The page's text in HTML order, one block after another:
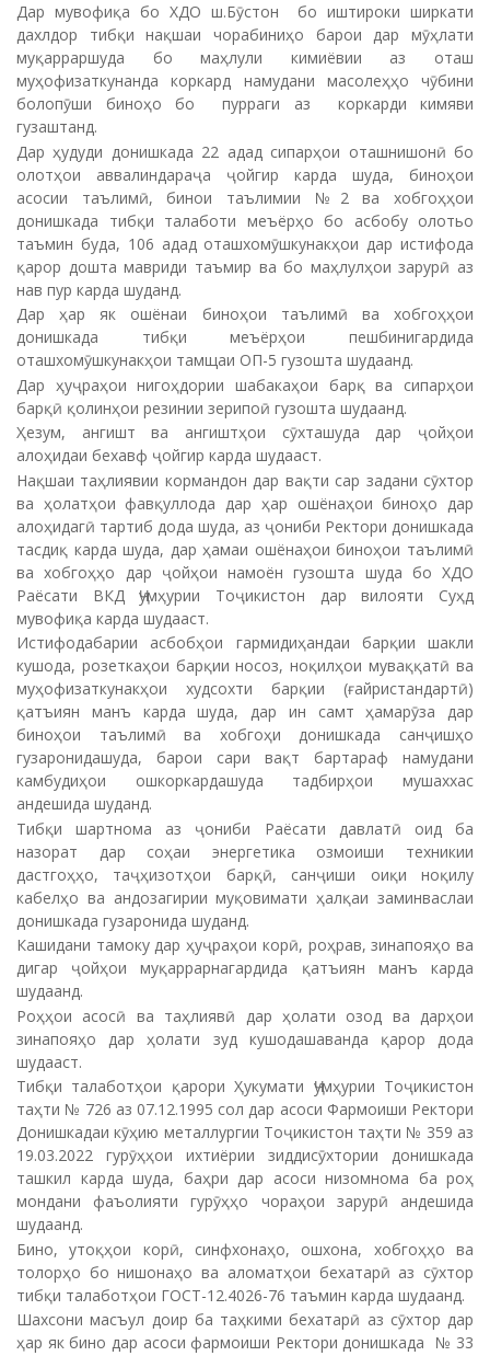
Дар мувофиқа бо ХДО ш.Бӯстон бо иштироки ширкати
дахлдор тибқи нақшаи чорабиниҳо барои дар мӯҳлати
муқарраршуда бо маҳлули кимиёвии аз оташ
муҳофизаткунанда коркард намудани масолеҳҳо чӯбини
болопӯши биноҳо бо пурраги аз коркарди кимяви
гузаштанд.
Дар ҳудуди донишкада 22 адад сипарҳои оташнишонӣ бо
олотҳои аввалиндараҷа ҷойгир карда шуда, биноҳои
асосии таълимӣ, бинои таълимии №2 ва хобгоҳҳои
донишкада тибқи талаботи меъёрҳо бо асбобу олотьо
таъмин буда, 106 адад оташхомӯшкунакҳои дар истифода
қарор дошта мавриди таъмир ва бо маҳлулҳои зарурӣ аз
нав пур карда шуданд.
Дар ҳар як ошёнаи биноҳои таълимӣ ва хобгоҳҳои
донишкада тибқи меъёрҳои пешбинигардида
оташхомӯшкунакҳои тамщаи ОП-5 гузошта шудаанд.
Дар ҳуҷраҳои нигоҳдории шабакаҳои барқ ва сипарҳои
барқӣ қолинҳои резинии зерипоӣ гузошта шудаанд.
Ҳезум, ангишт ва ангиштҳои сӯхташуда дар ҷойҳои
алоҳидаи бехавф ҷойгир карда шудааст.
Нақшаи таҳлиявии кормандон дар вақти сар задани сӯхтор
ва ҳолатҳои фавқуллода дар ҳар ошёнаҳои биноҳо дар
алоҳидагӣ тартиб дода шуда, аз ҷониби Ректори донишкада
тасдиқ карда шуда, дар ҳамаи ошёнаҳои биноҳои таълимӣ
ва хобгоҳҳо дар ҷойҳои намоён гузошта шуда бо ХДО
Раёсати ВКД Ҷумҳурии Тоҷикистон дар вилояти Суҳд
мувофиқа карда шудааст.
Истифодабарии асбобҳои гармидиҳандаи барқии шакли
кушода, розеткаҳои барқии носоз, ноқилҳои муваққатӣ ва
муҳофизаткунакҳои худсохти барқии (ғайристандартӣ)
қатъиян манъ карда шуда, дар ин самт ҳамарӯза дар
биноҳои таълимӣ ва хобгоҳи донишкада санҷишҳо
гузаронидашуда, барои сари вақт бартараф намудани
камбудиҳои ошкоркардашуда тадбирҳои мушаххас
андешида шуданд.
Тибқи шартнома аз ҷониби Раёсати давлатӣ оид ба
назорат дар соҳаи энергетика озмоиши техникии
дастгоҳҳо, таҷҳизотҳои барқӣ, санҷиши оиқи ноқилу
кабелҳо ва андозагирии муқовимати ҳалқаи заминваслаи
донишкада гузаронида шуданд.
Кашидани тамоку дар ҳуҷраҳои корӣ, роҳрав, зинапояҳо ва
дигар ҷойҳои муқаррарнагардида қатъиян манъ карда
шудаанд.
Роҳҳои асосӣ ва таҳлиявӣ дар ҳолати озод ва дарҳои
зинапояҳо дар ҳолати зуд кушодашаванда қарор дода
шудааст.
Тибқи талаботҳои қарори Ҳукумати Ҷумҳурии Тоҷикистон
таҳти № 726 аз 07.12.1995 сол дар асоси Фармоиши Ректори
Донишкадаи кӯҳию металлургии Тоҷикистон таҳти № 359 аз
19.03.2022 гурӯҳҳои ихтиёрии зиддисӯхтории донишкада
ташкил карда шуда, баҳри дар асоси низомнома ба роҳ
мондани фаъолияти гурӯҳҳо чораҳои зарурӣ андешида
шудаанд.
Бино, утоқҳои корӣ, синфхонаҳо, ошхона, хобгоҳҳо ва
толорҳо бо нишонаҳо ва аломатҳои бехатарӣ аз сӯхтор
тибқи талаботҳои ГОСТ-12.4026-76 таъмин карда шудаанд.
Шахсони масъул доир ба таҳкими бехатарӣ аз сӯхтор дар
ҳар як бино дар асоси фармоиши Ректори донишкада № 33